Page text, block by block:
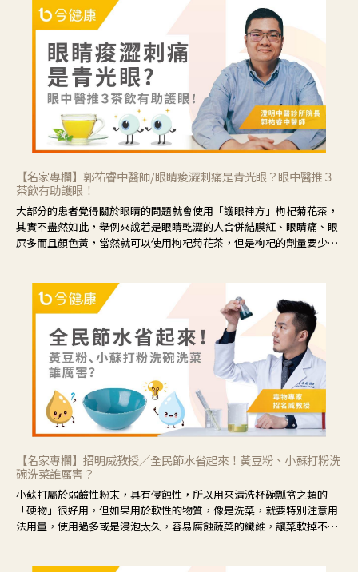
【名家專欄】郭祐睿中醫師/眼睛痠澀刺痛是青光眼？眼中醫推３
茶飲有助護眼！
大部分的患者覺得關於眼睛的問題就會使用「護眼神方」枸杞菊花茶，
其實不盡然如此，舉例來說若是眼睛乾澀的人合併結膜紅、眼睛痛、眼
屎多而且顏色黃，當然就可以使用枸杞菊花茶，但是枸杞的劑量要少，
候就要使用菊花、金銀花來治療；假如單純的眼睛乾澀，結膜沒有紅，
眼睛周圍沒有眼屎，這種情況是屬於「陰虛」，就可以使用枸杞、蓮
藕、麥門冬、山藥等比較滋潤的藥材，效果就更顯著。
【名家專欄】招明威教授／全民節水省起來！黃豆粉、小蘇打粉洗
碗洗菜誰厲害？
小蘇打屬於弱鹼性粉末，具有侵蝕性，所以用來清洗杯碗瓢盆之類的
「硬物」很好用，但如果用於軟性的物質，像是洗菜，就要特別注意用
法用量，使用過多或是浸泡太久，容易腐蝕蔬菜的纖維，讓菜軟掉不清